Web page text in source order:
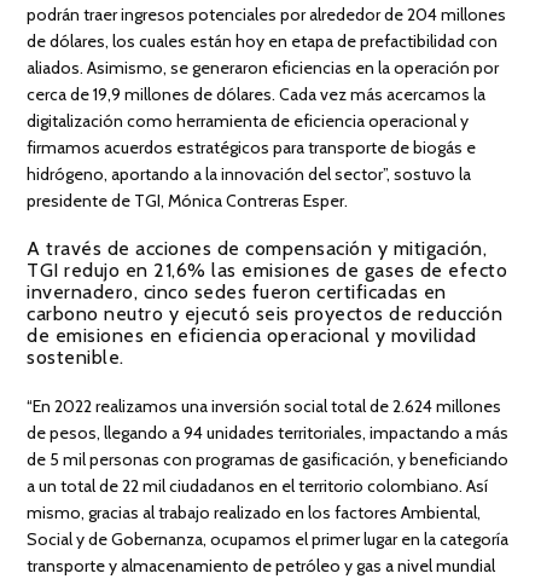
podrán traer ingresos potenciales por alrededor de 204 millones
de dólares, los cuales están hoy en etapa de prefactibilidad con
aliados. Asimismo, se generaron eficiencias en la operación por
cerca de 19,9 millones de dólares. Cada vez más acercamos la
digitalización como herramienta de eficiencia operacional y
firmamos acuerdos estratégicos para transporte de biogás e
hidrógeno, aportando a la innovación del sector”, sostuvo la
presidente de TGI, Mónica Contreras Esper.
A través de acciones de compensación y mitigación,
TGI redujo en 21,6% las emisiones de gases de efecto
invernadero, cinco sedes fueron certificadas en
carbono neutro y ejecutó seis proyectos de reducción
de emisiones en eficiencia operacional y movilidad
sostenible.
“En 2022 realizamos una inversión social total de 2.624 millones
de pesos, llegando a 94 unidades territoriales, impactando a más
de 5 mil personas con programas de gasificación, y beneficiando
a un total de 22 mil ciudadanos en el territorio colombiano. Así
mismo, gracias al trabajo realizado en los factores Ambiental,
Social y de Gobernanza, ocupamos el primer lugar en la categoría
transporte y almacenamiento de petróleo y gas a nivel mundial